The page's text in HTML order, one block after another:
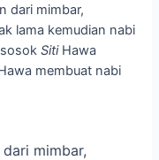
dari mimbar,
lama kemudian nabi
sosokSitiHawa
membuat nabi
mimbar,